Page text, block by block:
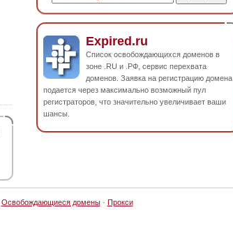
Expired.ru
Список освобождающихся доменов в
зоне .RU и .РФ, сервис перехвата
доменов. Заявка на регистрацию домена
подается через максимально возможный пул
регистраторов, что значительно увеличивает ваши
шансы.
Освобождающиеся домены· Прокси